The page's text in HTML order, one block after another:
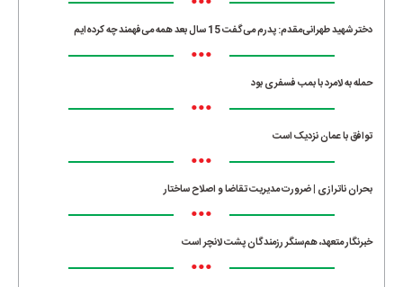
دختر شهید طهرانی‌مقدم: پدرم می‌گفت 15 سال بعد همه می‌فهمند چه کرده‌ایم
•••
حمله به لامرد با بمب فسفری بود
•••
توافق با عمان نزدیک است
•••
بحران ناترازی | ضرورت مدیریت تقاضا و اصلاح ساختار
•••
خبرنگار متعهد، هم‌سنگر رزمندگان پشت لانچر است
•••